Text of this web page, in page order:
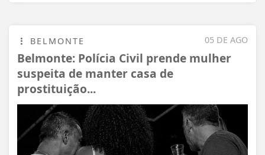
05 DE AGO
BELMONTE
Belmonte: Polícia Civil prende mulher
suspeita de manter casa de
prostituição...